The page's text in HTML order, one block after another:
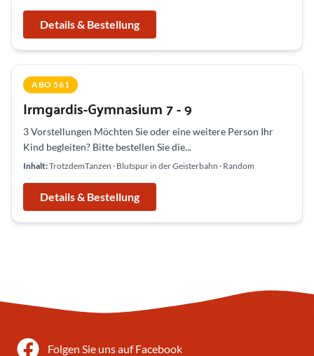
Details & Bestellung
ABO 561
Irmgardis-Gymnasium 7 - 9
3 Vorstellungen Möchten Sie oder eine weitere Person Ihr
Kind begleiten? Bitte bestellen Sie die...
Inhalt:TrotzdemTanzen · Blutspur in der Geisterbahn · Random
Details & Bestellung
Folgen Sie uns auf Facebook